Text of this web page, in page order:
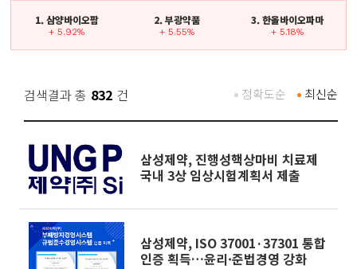
1. 삼양바이오팜
+ 5.92%
2. 부광약품
+ 5.55%
3. 한올바이오파마
+ 5.18%
검색결과 총 832 건 최신순
정확도순
삼성제약, 진행성핵상마비 치료제
국내 3상 임상시험계획서 제출
삼성제약, ISO 37001·37301 통합
인증 획득…윤리·준법경영 강화